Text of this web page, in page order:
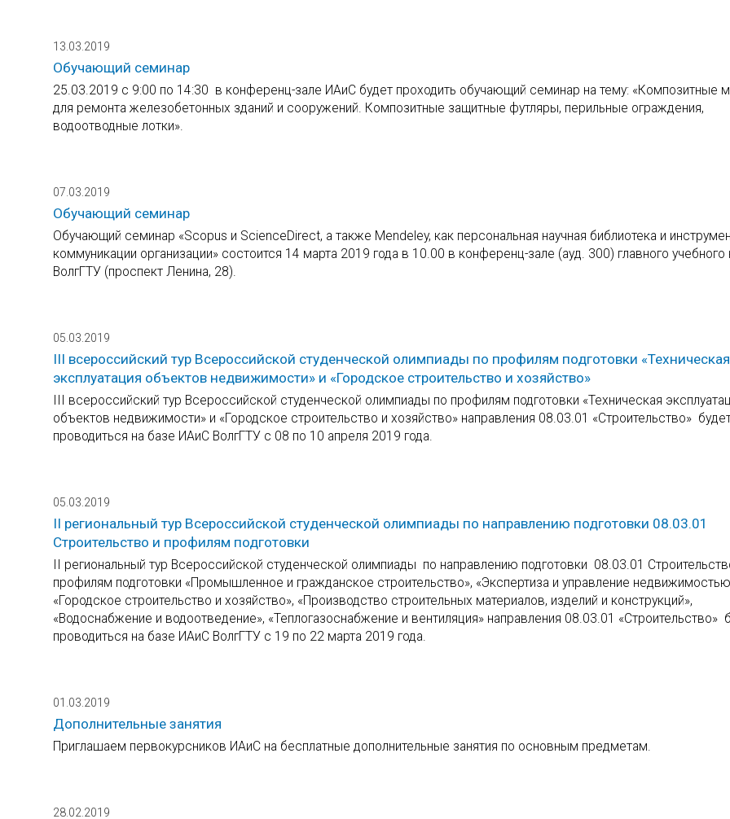
13.03.2019
Обучающий семинар
25.03.2019 с 9:00 по 14:30 в конференц-зале ИАиС будет проходить обучающий семинар на тему: «Композитные
для ремонта железобетонных зданий и сооружений. Композитные защитные футляры, перильные ограждения,
водоотводные лотки».
07.03.2019
Обучающий семинар
Обучающий семинар «Scopus и ScienceDirect, а также Mendeley, как персональная научная библиотека и
коммуникации организации» состоится 14 марта 2019 года в 10.00 в конференц-зале (ауд. 300) главного учебного
ВолгГТУ (проспект Ленина, 28).
05.03.2019
III всероссийский тур Всероссийской студенческой олимпиады по профилям подготовки «Техническая
эксплуатация объектов недвижимости» и «Городское строительство и хозяйство»
III всероссийский тур Всероссийской студенческой олимпиады по профилям подготовки «Техническая
объектов недвижимости» и «Городское строительство и хозяйство» направления 08.03.01 «Строительство»
проводиться на базе ИАиС ВолгГТУ с 08 по 10 апреля 2019 года.
05.03.2019
II региональный тур Всероссийской студенческой олимпиады по направлению подготовки 08.03.01
Строительство и профилям подготовки
II региональный тур Всероссийской студенческой олимпиады по направлению подготовки 08.03.01
профилям подготовки «Промышленное и гражданское строительство», «Экспертиза и управление
«Городское строительство и хозяйство», «Производство строительных материалов, изделий и конструкций»,
«Водоснабжение и водоотведение», «Теплогазоснабжение и вентиляция» направления 08.03.01 «Строительство»
проводиться на базе ИАиС ВолгГТУ с 19 по 22 марта 2019 года.
01.03.2019
Дополнительные занятия
Приглашаем первокурсников ИАиС на бесплатные дополнительные занятия по основным предметам.
28.02.2019